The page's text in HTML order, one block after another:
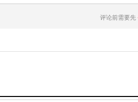
评论前需要先